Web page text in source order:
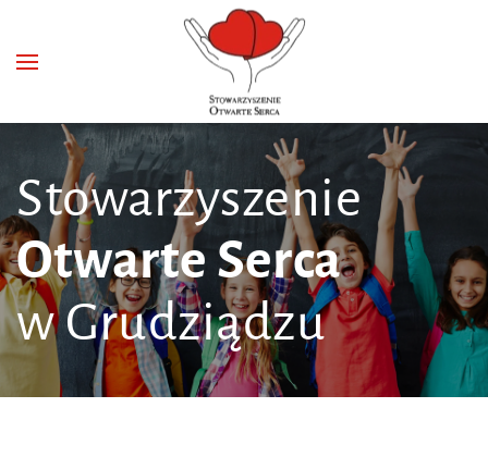
Stowarzyszenie
Otwarte Serca
w Grudziądzu